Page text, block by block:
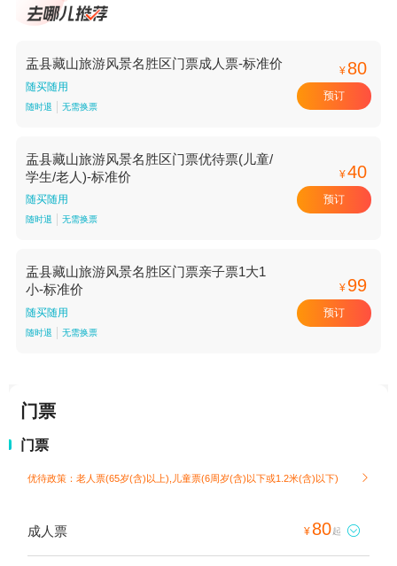
盂县藏山旅游风景名胜区门票成人票-标准价
随买随用
随时退 无需换票
¥ 80
预订
盂县藏山旅游风景名胜区门票优待票(儿童/
学生/老人)-标准价
随买随用
随时退 无需换票
¥40
预订
盂县藏山旅游风景名胜区门票亲子票1大1
小-标准价
随买随用
随时退 无需换票
¥ 99
预订
门票
门票
优待政策：老人票(65岁(含)以上),儿童票(6周岁(含)以下或1.2米(含)以下) 
成人票 ¥ 80起 